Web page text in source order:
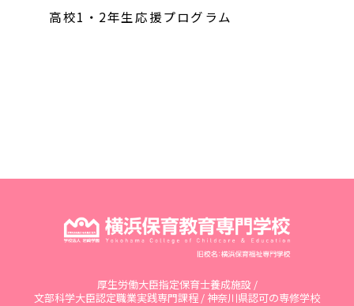
高校1・2年生応援プログラム
厚生労働大臣指定保育士養成施設 /
文部科学大臣認定職業実践専門課程 / 神奈川県認可の専修学校